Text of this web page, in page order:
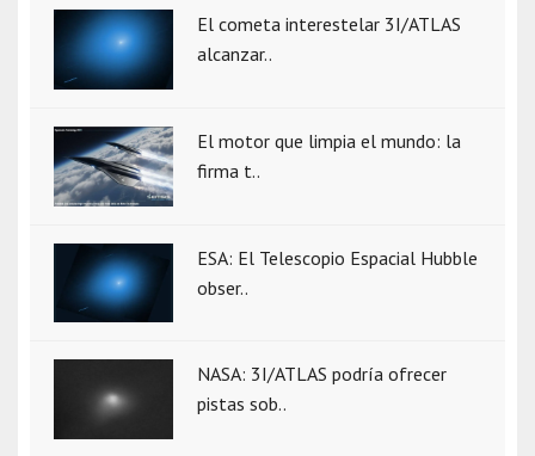
El cometa interestelar 3I/ATLAS
alcanzar..
El motor que limpia el mundo: la
firma t..
ESA: El Telescopio Espacial Hubble
obser..
NASA: 3I/ATLAS podría ofrecer
pistas sob..